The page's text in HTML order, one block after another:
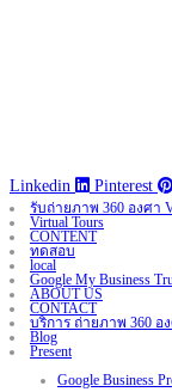
Linkedin Pinterest
รับถ่ายภาพ 360 องศา
Virtual Tours
CONTENT
ทดสอบ
local
Google My Business
ABOUT US
CONTACT
บริการ ถ่ายภาพ 360 อ
Blog
Present
Google Business